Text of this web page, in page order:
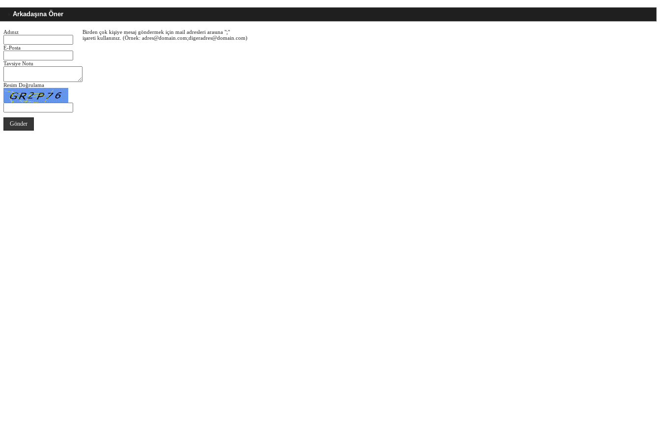
Arkadaşına Öner
Adınız
E-Posta
Tavsiye Notu
Resim Doğrulama
Birden çok kişiye mesaj göndermek için mail adresleri arasına ";"
işareti kullanınız. (Örnek: adres@domain.com;digeradres@domain.com)